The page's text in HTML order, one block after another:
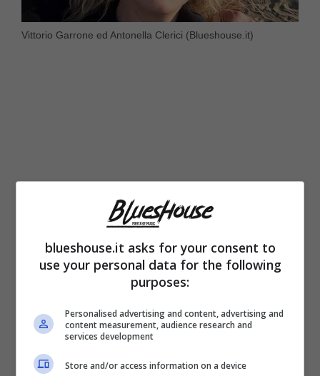
Vittorio Garrone ed Antonella Clerici (Blueshouse.it)
Poi lei e Giletti sono rimasti comunque in
buoni rapporti. E dal 2007 al 2016 la Clerici si
era fidanzata con il più giovane Eddy
Martens, ballerino belga più giovane di lei di
15 anni. I due hanno avuto la figlia Maelle nel
blueshouse.it asks for your consent to
use your personal data for the following
purposes:
Personalised advertising and content, advertising and
content measurement, audience research and
services development
Store and/or access information on a device